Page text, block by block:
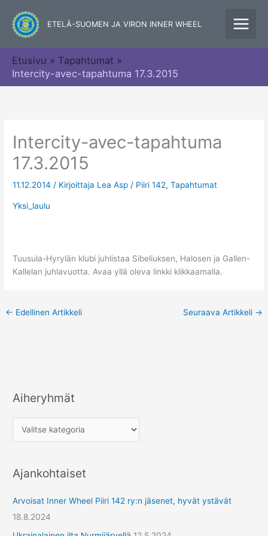
sisältöön
ETELÄ-SUOMEN JA VIRON INNER WHEEL
Etusivu
Tapahtumat
Intercity-avec-tapahtuma 17.3.2015
Intercity-avec-tapahtuma
17.3.2015
11.12.2014/ Kirjoittaja Lea Asp/ Piiri 142,Tapahtumat
Yksi_laulu
Tuusula-Hyrylän klubi juhlistaa Sibeliuksen, Halosen ja Gallen-
Kallelan juhlavuotta. Avaa yllä oleva linkki klikkaamalla.
← Edellinen Artikkeli Seuraava Artikkeli →
Aiheryhmät
A
e
y
Ajankohtaiset
Arvoisat Inner Wheel Piiri 142 ry:n jäsenet, hyvät ystävät
18.8.2024